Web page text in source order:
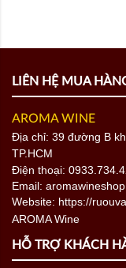
LIÊN HỆ MUA
AROMA WINE
Địa chỉ: 39 đường B
TP.HCM
Điện thoại:
Email:
Website: https://
HỖ TRỢ KHÁCH